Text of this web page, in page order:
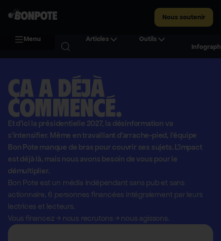
Nous soutenir
Menu Articles
Outils
Ça a déjà
commencé.
Et d'ici la présidentielle 2027, la désinformation va
s'intensifier. Même en travaillant d'arrache-pied, l'équipe
Bon Pote manque de bras pour couvrir ses sujets. L'impact
est déjà là, mais nous avons besoin de vous pour le
démultiplier.
Bon Pote est un média indépendant sans pub et sans
actionnaire, 6 personnes financées intégralement par leurs
lectrices et lecteurs.
Vous financez→ nous recrutons →nous agissons.